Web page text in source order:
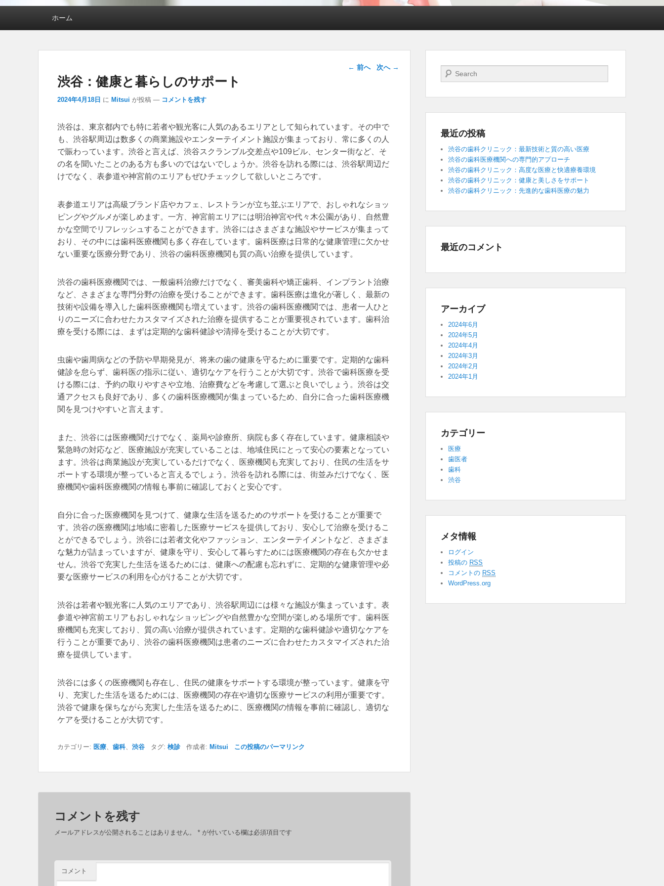
ホーム
投稿ナビゲー
ション
← 前へ 次へ →
渋谷：健康と暮らしのサポート
2024年4月18日 に Mitsui が投稿 — コメントを残す
渋谷は、東京都内でも特に若者や観光客に人気のあるエリアとして知られています。 その中で
も、渋谷駅周辺は数多くの商業施設やエンターテイメント施設が集まっており、常に多くの人
で賑わっています。渋谷と言えば、渋谷スクランブル交差点や109ビル、センター街など、そ
の名を聞いたことのある方も多いのではないでしょうか。渋谷を訪れる際には、渋谷駅周辺だ
けでなく、表参道や神宮前のエリアもぜひチェックして欲しいところです。
表参道エリアは高級ブランド店やカフェ、レストランが立ち並ぶエリアで、おしゃれなショッ
ピングやグルメが楽しめます。一方、神宮前エリアには明治神宮や代々木公園があり、自然豊
かな空間でリフレッシュすることができます。渋谷にはさまざまな施設やサービスが集まって
おり、その中には歯科医療機関も多く存在しています。歯科医療は日常的な健康管理に欠かせ
ない重要な医療分野であり、渋谷の歯科医療機関も質の高い治療を提供しています。
渋谷の歯科医療機関では、一般歯科治療だけでなく、審美歯科や矯正歯科、インプラント治療
など、さまざまな専門分野の治療を受けることができます。歯科医療は進化が著しく、最新の
技術や設備を導入した歯科医療機関も増えています。渋谷の歯科医療機関では、患者一人ひと
りのニーズに合わせたカスタマイズされた治療を提供することが重要視されています。歯科治
療を受ける際には、まずは定期的な歯科健診や清掃を受けることが大切です。
虫歯や歯周病などの予防や早期発見が、将来の歯の健康を守るために重要です。定期的な歯科
健診を怠らず、歯科医の指示に従い、適切なケアを行うことが大切です。渋谷で歯科医療を受
ける際には、予約の取りやすさや立地、治療費などを考慮して選ぶと良いでしょう。渋谷は交
通アクセスも良好であり、多くの歯科医療機関が集まっているため、自分に合った歯科医療機
関を見つけやすいと言えます。
また、渋谷には医療機関だけでなく、薬局や診療所、病院も多く存在しています。健康相談や
緊急時の対応など、医療施設が充実していることは、地域住民にとって安心の要素となってい
ます。渋谷は商業施設が充実しているだけでなく、医療機関も充実しており、住民の生活をサ
ポートする環境が整っていると言えるでしょう。渋谷を訪れる際には、街並みだけでなく、医
療機関や歯科医療機関の情報も事前に確認しておくと安心です。
自分に合った医療機関を見つけて、健康な生活を送るためのサポートを受けることが重要で
す。渋谷の医療機関は地域に密着した医療サービスを提供しており、安心して治療を受けるこ
とができるでしょう。渋谷には若者文化やファッション、エンターテイメントなど、さまざま
な魅力が詰まっていますが、健康を守り、安心して暮らすためには医療機関の存在も欠かせま
せん。渋谷で充実した生活を送るためには、健康への配慮も忘れずに、定期的な健康管理や必
要な医療サービスの利用を心がけることが大切です。
渋谷は若者や観光客に人気のエリアであり、渋谷駅周辺には様々な施設が集まっています。表
参道や神宮前エリアもおしゃれなショッピングや自然豊かな空間が楽しめる場所です。歯科医
療機関も充実しており、質の高い治療が提供されています。定期的な歯科健診や適切なケアを
行うことが重要であり、渋谷の歯科医療機関は患者のニーズに合わせたカスタマイズされた治
療を提供しています。
渋谷には多くの医療機関も存在し、住民の健康をサポートする環境が整っています。健康を守
り、充実した生活を送るためには、医療機関の存在や適切な医療サービスの利用が重要です。
渋谷で健康を保ちながら充実した生活を送るために、医療機関の情報を事前に確認し、適切な
ケアを受けることが大切です。
カテゴリー: 医療 歯科、 渋谷 タグ: 検診 作成者: Mitsui この投稿のパーマリンク
コメントを残す
メールアドレスが公開されることはありません。 * が付いている欄は必須項目です
コメント
検索開始
最近の投稿
渋谷の歯科クリニック：最新技術と質の高い医療
渋谷の歯科医療機関への専門的アプローチ
渋谷の歯科クリニック：高度な医療と快適療養環境
渋谷の歯科クリニック：健康と美しさをサポート
渋谷の歯科クリニック：先進的な歯科医療の魅力
最近のコメント
アーカイブ
2024年6月
2024年5月
2024年4月
2024年3月
2024年2月
2024年1月
カテゴリー
医療
歯医者
歯科
渋谷
メタ情報
ログイン
投稿の RSS
コメントの RSS
WordPress.org